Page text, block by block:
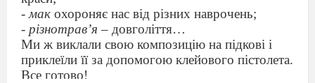
-мак охороняє нас від різних наврочень;
- різнотрав’я – довголіття…
Ми ж виклали свою композицію на підкові і
приклеїли її за допомогою клейового пістолета.
Все готово!